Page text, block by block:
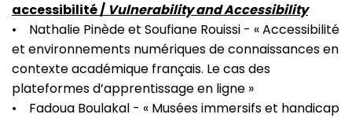
accessibilité / Vulnerability and Accessibility
• Nathalie Pinède et Soufiane Rouissi - « Accessibilité
et environnements numériques de connaissances en
contexte académique français. Le cas des
plateformes d’apprentissage en ligne »
• Fadoua Boulakal - « Musées immersifs et handicap